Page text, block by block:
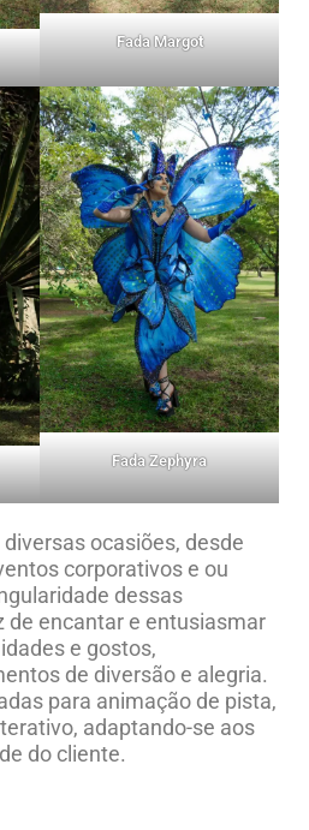
Fada Margot
Fada Zephyra
ocasiões, desde
corporativos e ou
dessas
de encantar e entusiasmar
e gostos,
de diversão e alegria.
para animação de pista,
adaptando-se aos
do cliente.